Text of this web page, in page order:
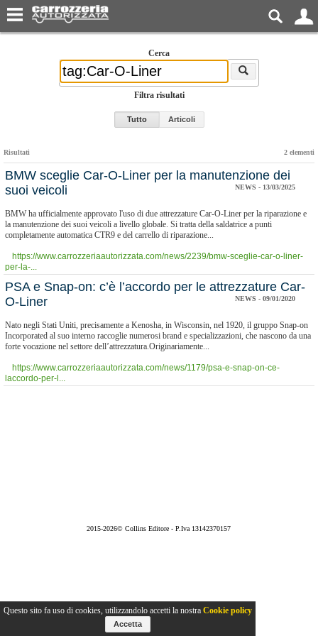
Cerca
Filtra risultati
Tutto Articoli
Risultati 2 elementi
BMW sceglie Car-O-Liner per la manutenzione dei
suoi veicoli
NEWS - 13/03/2025
BMW ha ufficialmente approvato l'uso di due attrezzature Car-O-Liner per la riparazione e
la manutenzione dei suoi veicoli a livello globale. Si tratta della saldatrice a punti
completamente automatica CTR9 e del carrello di riparazione...
https://www.carrozzeriaautorizzata.com/news/2239/bmw-sceglie-car-o-liner-
per-la-...
PSA e Snap-on: c’è l’accordo per le attrezzature Car-
O-Liner
NEWS - 09/01/2020
Nato negli Stati Uniti, precisamente a Kenosha, in Wisconsin, nel 1920, il gruppo Snap-on
Incorporated al suo interno raccoglie numerosi brand e specializzazioni, che nascono da una
forte vocazione nel settore dell’attrezzatura.Originariamente...
https://www.carrozzeriaautorizzata.com/news/1179/psa-e-snap-on-ce-
laccordo-per-l...
2015-2026© Collins Editore - P.Iva 13142370157
Questo sito fa uso di cookies, utilizzandolo accetti la nostra Cookie policy
Accetta